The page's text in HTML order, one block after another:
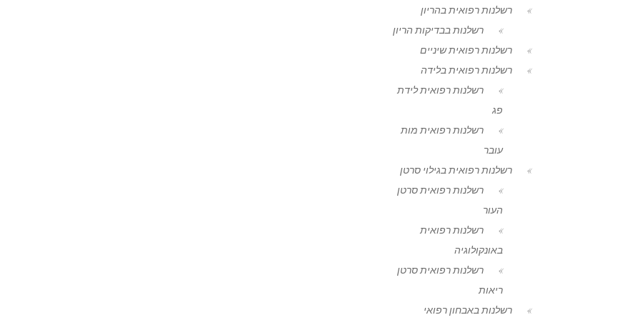
רשלנות רפואית בהריון
רשלנות בבדיקות הריון
רשלנות רפואית שיניים
רשלנות רפואית בלידה
רשלנות רפואית לידת
פג
רשלנות רפואית מות
עובר
רשלנות רפואית בגילוי סרטן
רשלנות רפואית סרטן
העור
רשלנות רפואית
באונקולוגיה
רשלנות רפואית סרטן
ריאות
רשלנות באבחון רפואי